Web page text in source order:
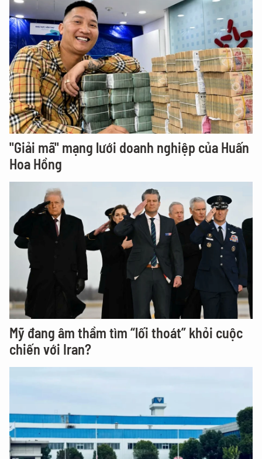
"Giải mã" mạng lưới doanh nghiệp của Huấn
Hoa Hồng
Mỹ đang âm thầm tìm “lối thoát” khỏi cuộc
chiến với Iran?